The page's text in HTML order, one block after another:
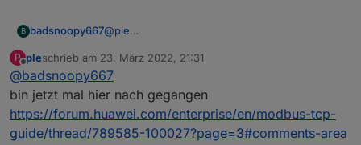
B badsnoopy667@ple
"Modbus RTU". Da muss aber "Modbus
stehen glaube ich. Sonst wird das nix! Stell das
mal um, dann sollte es eigentlich gehen.
P
Offline
pleschrieb am 23. März 2022, 21:31
zuletzt editiert von
@badsnoopy667
bin jetzt mal hier nach gegangen
https://forum.huawei.com/enterprise/en/modbus-tcp-
guide/thread/789585-100027?page=3#comments-area